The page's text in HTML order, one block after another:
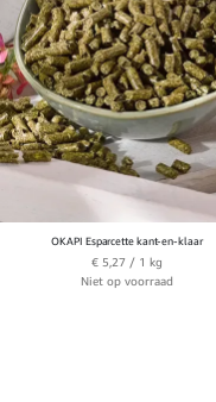
OKAPI Esparcette kant-en-klaar
€ 5,27 / 1 kg
Niet op voorraad